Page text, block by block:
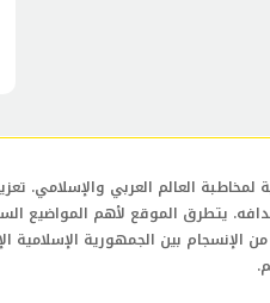
العالم العربي والإسلامي.
يتطرق الموقع لأهم المواضيع
الإنسجام بين الجمهورية الإسلامية